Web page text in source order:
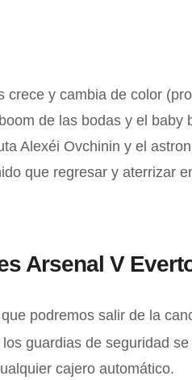
y cambia de color
de las bodas y el
Alexéi Ovchinin y el
que regresar y aterrizar
Arsenal V
podremos salir de la
guardias de seguridad
cajero automático.